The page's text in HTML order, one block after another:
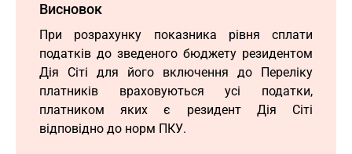
Висновок
При розрахунку показника рівня сплати
податків до зведеного бюджету резидентом
Дія Сіті для його включення до Переліку
платників враховуються усі податки,
платником яких є резидент Дія Сіті
відповідно до норм ПКУ.